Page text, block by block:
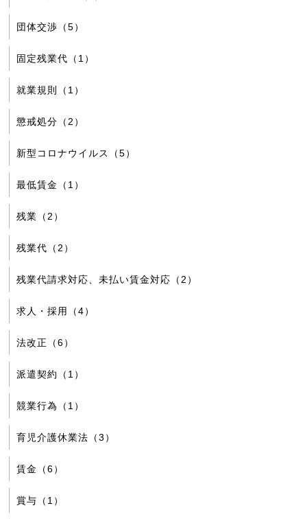
団体交渉（5）
固定残業代（1）
就業規則（1）
懲戒処分（2）
新型コロナウイルス（5）
最低賃金（1）
残業（2）
残業代（2）
残業代請求対応、未払い賃金対応（2）
求人・採用（4）
法改正（6）
派遣契約（1）
競業行為（1）
育児介護休業法（3）
賃金（6）
賞与（1）